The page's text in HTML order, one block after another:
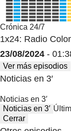
Crónica 24/7
1x24: Radio
23/08/2024 -
Ver más episodios
Noticias en 3′
Noticias en 3′
Noticias en 3′
Cerrar